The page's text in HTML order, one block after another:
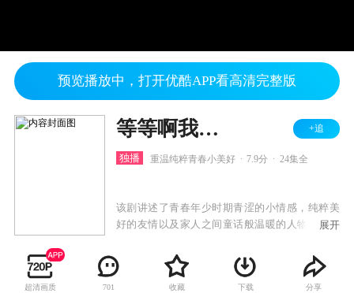
预览播放中，打开优酷APP看高清完整版
等等啊我的青春 +追
独播 重温纯粹青春小美好 7.9分 24集全
该剧讲述了青春年少时期青涩的小情感，纯粹美
好的友情以及家人之间童话般温暖的人物关系，
棘，在不断追梦的过程中经历成长，收获爱情、
友情的治愈故事。
展开
超清画质 701 收藏 下载 分享